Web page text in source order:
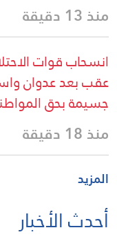
منذ 13 دقيقة
انسحاب قوات
عقب بعد عدوان
جسيمة بحق
منذ 18 دقيقة
المزيد
أحدث الأخبار